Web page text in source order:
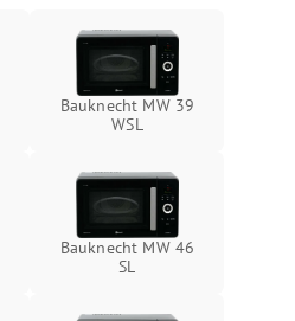
Bauknecht MW 39
WSL
Bauknecht MW 46
SL